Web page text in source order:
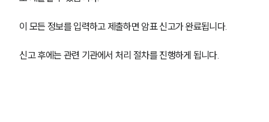
이 모든 정보를 입력하고 제출하면 암표 신고가 완료됩니다.
신고 후에는 관련 기관에서 처리 절차를 진행하게 됩니다.